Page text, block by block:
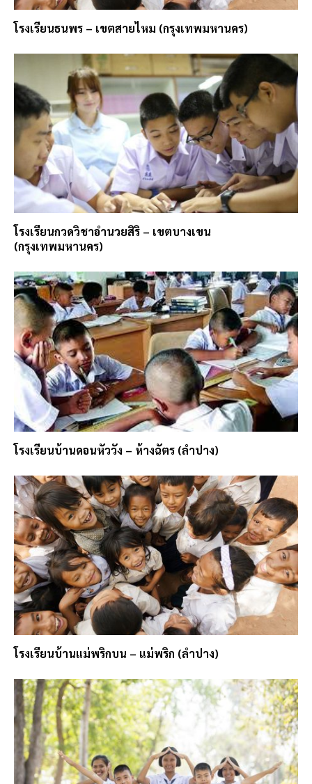
โรงเรียนธนพร – เขตสายไหม (กรุงเทพมหานคร)
โรงเรียนกวดวิชาอำนวยสิริ – เขตบางเขน
(กรุงเทพมหานคร)
โรงเรียนบ้านดอนหัววัง – ห้างฉัตร (ลำปาง)
โรงเรียนบ้านแม่พริกบน – แม่พริก (ลำปาง)